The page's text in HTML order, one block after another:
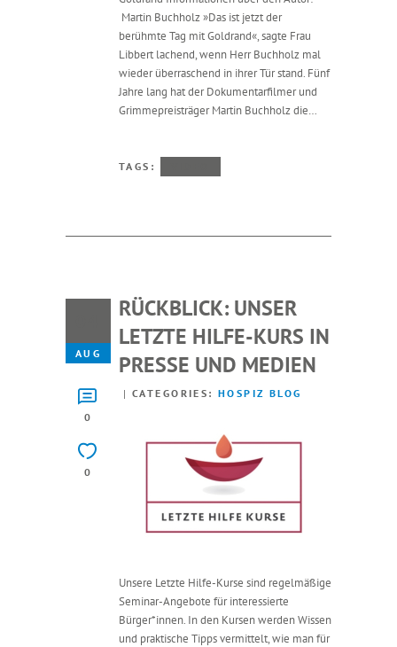
Martin Buchholz »Das ist jetzt der
berühmte Tag mit Goldrand«, sagte Frau
Libbert lachend, wenn Herr Buchholz mal
wieder überraschend in ihrer Tür stand. Fünf
Jahre lang hat der Dokumentarfilmer und
Grimmepreisträger Martin Buchholz die…
TAGS:
AUG
0
0
RÜCKBLICK: UNSER
LETZTE HILFE-KURS IN
PRESSE UND MEDIEN
CATEGORIES:HOSPIZ BLOG
Unsere Letzte Hilfe-Kurse sind regelmäßige
Seminar-Angebote für interessierte
Bürger*innen. In den Kursen werden Wissen
und praktische Tipps vermittelt, wie man für